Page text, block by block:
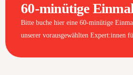
60-minütige
Bitte buche hier eine 60-minütige
unserer vorausgewählten Expert:innen